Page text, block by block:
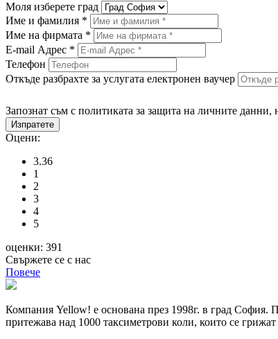
Моля изберете град
Име и фамилия *
Име на фирмата *
E-mail Адрес *
Телефон
Откъде разбрахте за услугата електронен ваучер
Запознат съм с политиката за защита на личните
Изпратете
Оцени:
3.36
1
2
3
4
5
оценки: 391
Свържете се с нас
Повече
Компания Yellow! е основана през 1998г. в град София.
притежава над 1000 таксиметрови коли, които се